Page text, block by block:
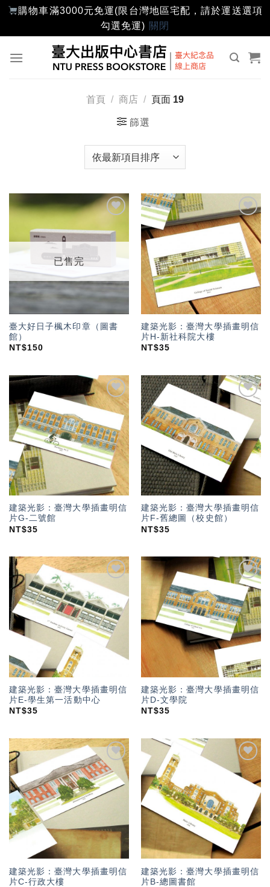
購物車滿3000元免運(限台灣地區宅配，請於運送選項
勾選免運) 關閉
首頁 / 商店 / 頁面 19
篩選
「願
望輕
已售完
臺大好日子楓木印章（圖書
館）
NT$150
加入
「願
望輕
單」
建築光影：臺灣大學插畫明信
片H-新社科院大樓
NT$35
加入
「願
望輕
單」
建築光影：臺灣大學插畫明信
片G-二號館
NT$35
加入
「願
望輕
單」
建築光影：臺灣大學插畫明信
片F-舊總圖（校史館）
NT$35
加入
「願
望輕
單」
建築光影：臺灣大學插畫明信
片E-學生第一活動中心
NT$35
加入
「願
望輕
單」
建築光影：臺灣大學插畫明信
片D-文學院
NT$35
加入
「願
望輕
單」
建築光影：臺灣大學插畫明信
片C-行政大樓
加入
「願
望輕
建築光影：臺灣大學插畫明信
片B-總圖書館